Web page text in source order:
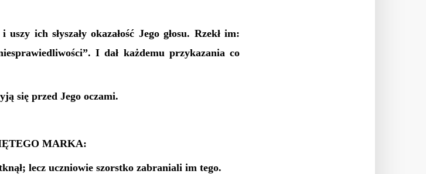
ich słyszały okazałość Jego głosu. Rzekł im:
I dał każdemu przykazania co
się przed Jego oczami.
MARKA:
lecz uczniowie szorstko zabraniali im tego.